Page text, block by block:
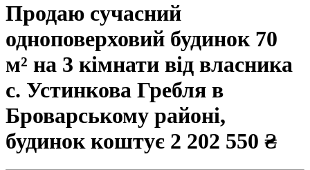
Продаю сучасний
одноповерховий будинок 70
м² на 3 кімнати від власника
с. Устинкова Гребля в
Броварському районі,
будинок коштує 2 202 550 ₴